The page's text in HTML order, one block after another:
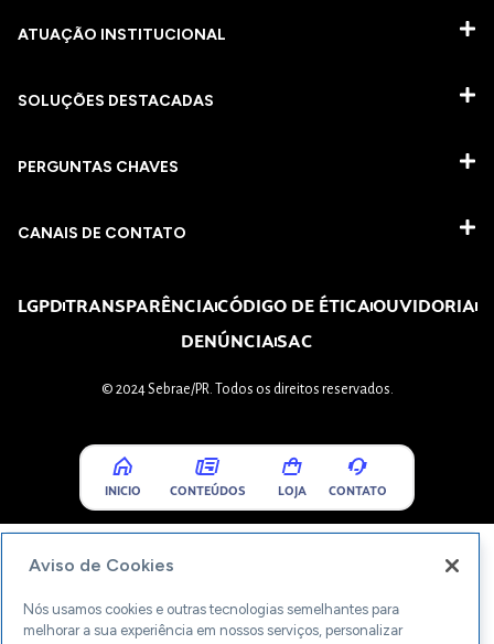
ATUAÇÃO INSTITUCIONAL
SOLUÇÕES DESTACADAS
PERGUNTAS CHAVES​
CANAIS DE CONTATO
LGPDTRANSPARÊNCIACÓDIGO DE ÉTICAOUVIDORIA
DENÚNCIASAC
© 2024 Sebrae/PR. Todos os direitos reservados.
INICIO CONTEÚDOS LOJA CONTATO
Aviso de Cookies
Nós usamos cookies e outras tecnologias semelhantes para
melhorar a sua experiência em nossos serviços, personalizar